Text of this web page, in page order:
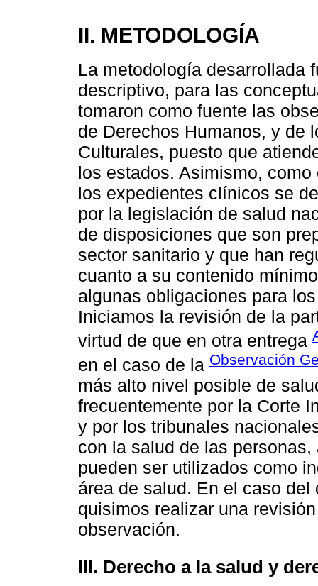
II. METODOLOGÍA
La metodología desarrollada
descriptivo, para las
tomaron como fuente las
de Derechos Humanos, y de
Culturales, puesto que
los estados. Asimismo,
los expedientes clínicos se
por la legislación de salud
de disposiciones que son
sector sanitario y que han
cuanto a su contenido
algunas obligaciones para
Iniciamos la revisión de la
virtud de que en otra entrega
en el caso de la Observación
más alto nivel posible de
frecuentemente por la Corte
y por los tribunales
con la salud de las
pueden ser utilizados como
área de salud. En el caso
quisimos realizar una
observación.
III. Derecho a la salud y